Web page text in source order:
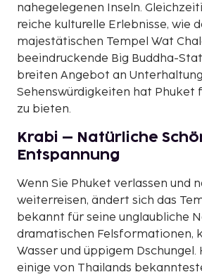
nahegelegenen Inseln.
reiche kulturelle Erlebnisse, wie
majestätischen Tempel Wat
beeindruckende Big Buddha-
breiten Angebot an
Sehenswürdigkeiten hat Phuket
zu bieten.
Krabi – Natürliche
Entspannung
Wenn Sie Phuket verlassen und
weiterreisen, ändert sich das
bekannt für seine unglaubliche
dramatischen Felsformationen,
Wasser und üppigem Dschungel.
einige von Thailands